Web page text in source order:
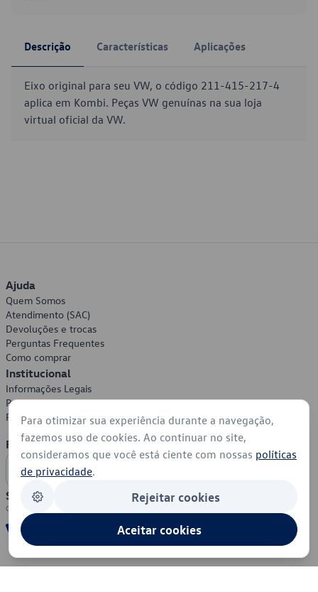
Descrição Características Aplicações
Eixo original para seu VW, o código 211-415-217-4
aplica em Kombi. Peças VW genuínas na sua loja
virtual oficial da VW.
Ajuda
Quem Somos
Atendimento (SAC)
Devoluções e trocas
Perguntas Frequentes
Como comprar
Institucional
Informações Legais
Política de Privacidade
Política de Cookies
Formas de Pagamento
Segurança
Para otimizar sua experiência durante a navegação,
fazemos uso de cookies. Ao continuar no site,
consideramos que você está ciente com nossas políticas
de privacidade.
Rejeitar cookies
Aceitar cookies